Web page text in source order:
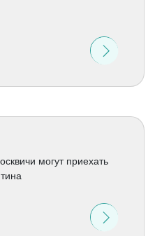
могут приехать